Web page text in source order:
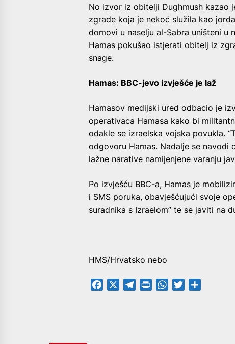
No izvor iz obitelji Dughmush kazao
zgrade koja je nekoć služila kao
domovi u naselju al-Sabra uništeni u
Hamas pokušao istjerati obitelj iz
snage.
Hamas: BBC-jevo izvješće je laž
Hamasov medijski ured odbacio je
operativaca Hamasa kako bi
odakle se izraelska vojska povukla.
odgovoru Hamas. Nadalje se navodi
lažne narative namijenjene varanju
Po izvješću BBC-a, Hamas je
i SMS poruka, obavješćujući svoje
suradnika s Izraelom” te se javiti na
HMS/Hrvatsko nebo
FacebookTelegramPrintFriendly
WhatsApp
Twitter